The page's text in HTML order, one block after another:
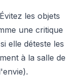
Évitez les objets
une critique
elle déteste les
à la salle de